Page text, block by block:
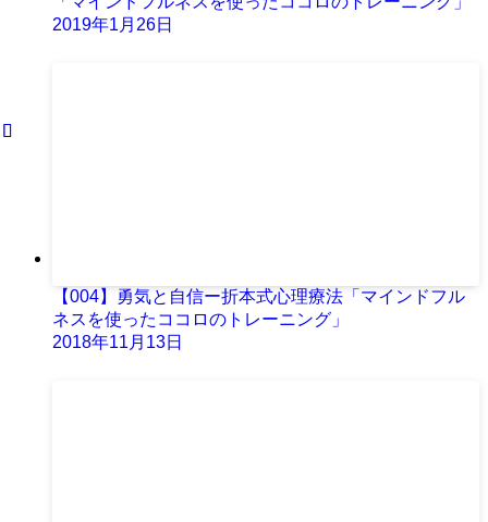
2019年1月26日
【004】勇気と自信ー折本式心理療法「マインドフル
ネスを使ったココロのトレーニング」
2018年11月13日